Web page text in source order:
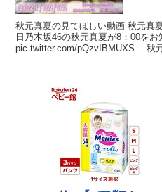
秋元真夏の見てほしい動画 秋元真
日乃木坂46の秋元真夏が8：00を
pic.twitter.com/pQzvIBMUXS— 秋